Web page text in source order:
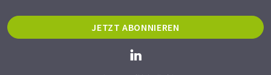
JETZT ABONNIEREN